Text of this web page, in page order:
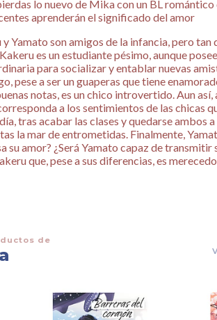
lo nuevo de Mika con un BL romántico
aprenderán el significado del amor
y Yamato son amigos de la infancia, pero
es un estudiante pésimo, aunque
para socializar y entablar nuevas
pese a ser un guaperas que tiene
notas, es un chico introvertido. Aun
a los sentimientos de las chicas
tras acabar las clases y quedarse ambos
la mar de entrometidas. Finalmente,
su amor? ¿Será Yamato capaz de transmitir
que, pese a sus diferencias, es
de